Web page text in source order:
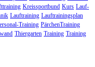
Kreissportbund Kurs Lauf-
Lauftraining Lauftrainingsplan
Training PärchenTraining
Thiergarten Training Training